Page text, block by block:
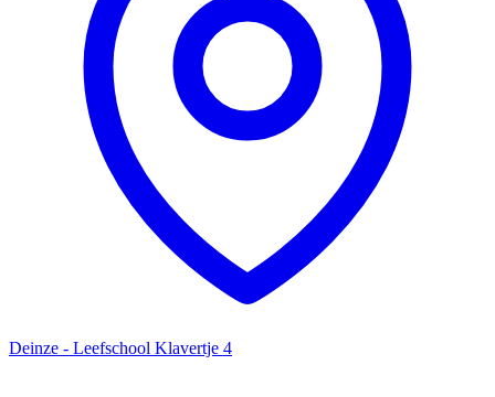
Deinze - Leefschool Klavertje 4